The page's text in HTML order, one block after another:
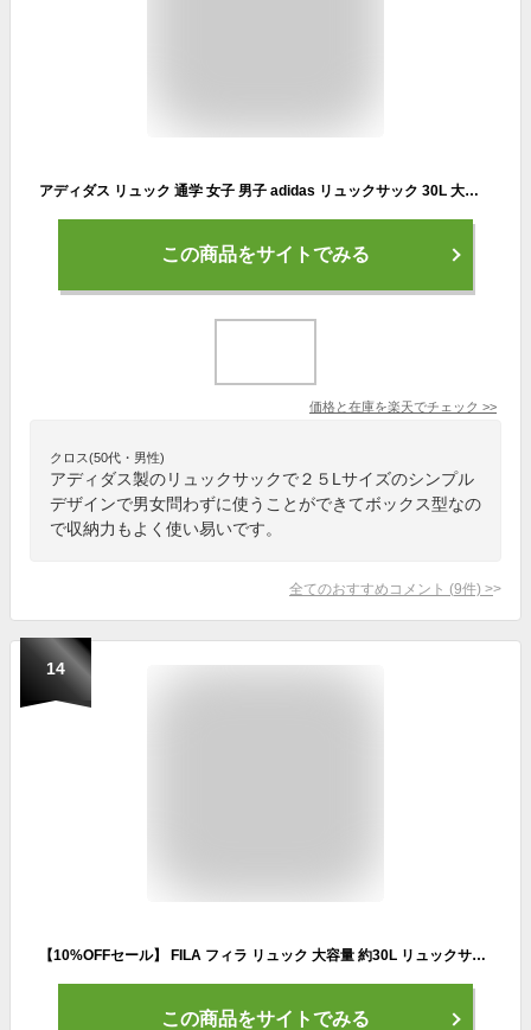
アディダス リュック 通学 女子 男子 adidas リュックサック 30L 大容量 レディース メンズ 撥水 1-68251
この商品をサイトでみる
価格と在庫を楽天でチェック >>
クロス(50代・男性)
アディダス製のリュックサックで２５Lサイズのシンプル
デザインで男女問わずに使うことができてボックス型なの
で収納力もよく使い易いです。
全てのおすすめコメント (9件) >
14
【10%OFFセール】 FILA フィラ リュック 大容量 約30L リュックサック 通学 レディース メンズ 高校生 学生 女子 女の子 通勤 大人 3層式 バックパック 筆記体ロゴ おしゃれ かわいい アウトドア a4 b4 軽量 軽い 旅行 スポーツリュック ブランド 黒 karlas別注
この商品をサイトでみる